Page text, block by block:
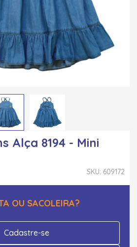
Alça 8194 - Mini
SKU: 609172
OU SACOLEIRA?
Cadastre-se